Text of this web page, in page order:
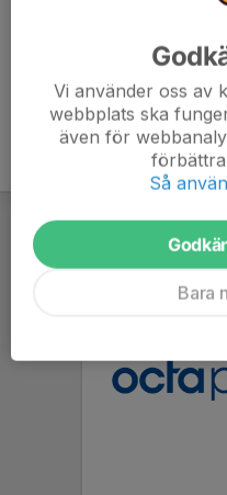
Vi använder oss av
webbplats ska
även för
Så
Bara